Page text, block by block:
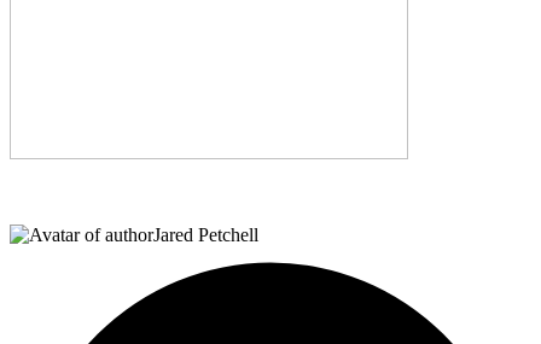
Jared Petchell